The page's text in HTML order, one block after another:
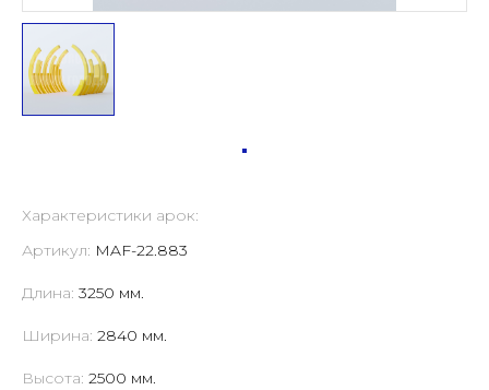
Характеристики арок:
Артикул: MAF-22.883
Длина: 3250 мм.
Ширина: 2840 мм.
Высота: 2500 мм.